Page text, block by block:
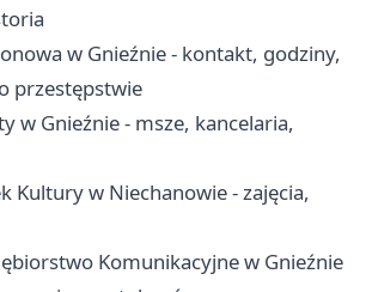
w Gnieźnie - kontakt, godziny,
przestępstwie
w Gnieźnie - msze, kancelaria,
Kultury w Niechanowie - zajęcia,
Komunikacyjne w Gnieźnie